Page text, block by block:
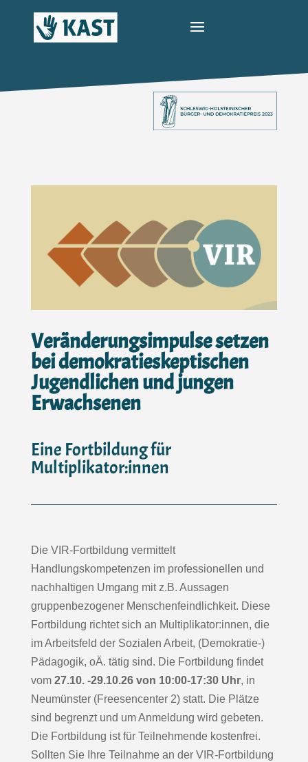
Veränderungs­impulse setzen
bei demokratieskeptischen
Jugendlichen und jungen
Erwachsenen
Eine Fortbildung für
Multiplikator:innen
Die VIR-Fortbildung vermittelt
Handlungskompetenzen im professionellen und
nachhaltigen Umgang mit z.B. Aussagen
gruppenbezogener Menschenfeindlichkeit. Diese
Fortbildung richtet sich an Multiplikator:innen, die
im Arbeitsfeld der Sozialen Arbeit, (Demokratie-)
Pädagogik, oÄ. tätig sind. Die Fortbildung findet
vom 27.10. -29.10.26 von 10:00-17:30 Uhr, in
Neumünster (Freesencenter 2) statt. Die Plätze
sind begrenzt und um Anmeldung wird gebeten.
Die Fortbildung ist für Teilnehmende kostenfrei.
Sollten Sie Ihre Teilnahme an der VIR-Fortbildung